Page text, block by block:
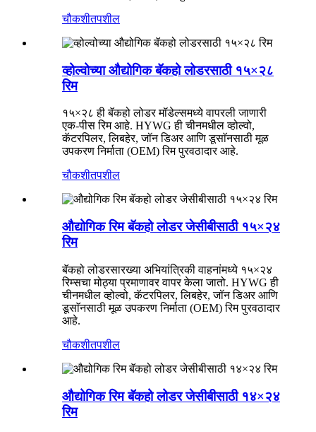
चौकशीतपशील
व्होल्वोच्या औद्योगिक बॅकहो लोडरसाठी १५×२८
रिम
१५×२८ ही बॅकहो लोडर मॉडेल्समध्ये वापरली जाणारी
एक-पीस रिम आहे. HYWG ही चीनमधील व्होल्वो,
कॅटरपिलर, लिबहेर, जॉन डिअर आणि डूसाॅनसाठी मूळ
उपकरण निर्माता (OEM) रिम पुरवठादार आहे.
चौकशीतपशील
औद्योगिक रिम बॅकहो लोडर जेसीबीसाठी १५×२४
रिम
बॅकहो लोडरसारख्या अभियांत्रिकी वाहनांमध्ये १५×२४
रिम्सचा मोठ्या प्रमाणावर वापर केला जातो. HYWG ही
चीनमधील व्होल्वो, कॅटरपिलर, लिबहेर, जॉन डिअर आणि
डूसाॅनसाठी मूळ उपकरण निर्माता (OEM) रिम पुरवठादार
आहे.
चौकशीतपशील
औद्योगिक रिम बॅकहो लोडर जेसीबीसाठी १४×२४
रिम